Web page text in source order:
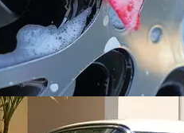
BIL & TRANSPORT februar